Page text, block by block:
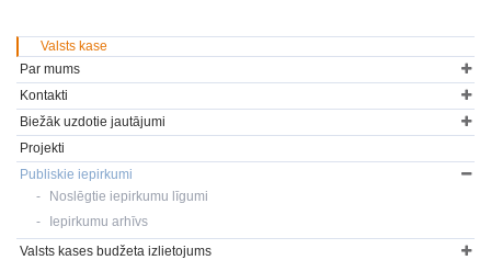
Valsts kase
Par mums
Kontakti
Biežāk uzdotie jautājumi
Projekti
Publiskie iepirkumi
Noslēgtie iepirkumu līgumi
Iepirkumu arhīvs
Valsts kases budžeta izlietojums